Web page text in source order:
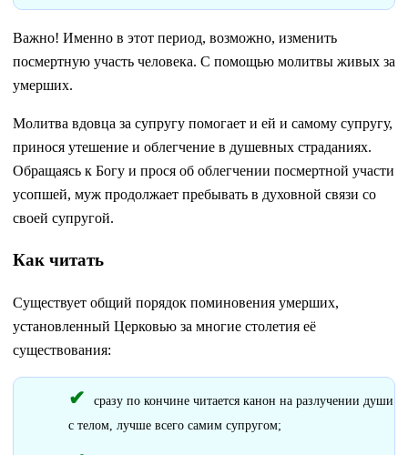
Важно! Именно в этот период, возможно, изменить
посмертную участь человека. С помощью молитвы живых за
умерших.
Молитва вдовца за супругу помогает и ей и самому супругу,
принося утешение и облегчение в душевных страданиях.
Обращаясь к Богу и прося об облегчении посмертной участи
усопшей, муж продолжает пребывать в духовной связи со
своей супругой.
Как читать
Существует общий порядок поминовения умерших,
установленный Церковью за многие столетия её
существования:
сразу по кончине читается канон на разлучении души
с телом, лучше всего самим супругом;